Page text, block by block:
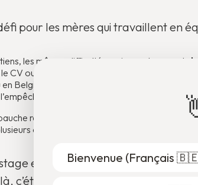
pour les mères qui travaillent en
les mêmes difficultés reviennent souvent :
CV ou la lettre de motivation, manque de
Belgique, bien que beaucoup aient un
un retour à l’emploi.
reste malheureusement une réalité,
défis se conjuguent et se renforcent
en esthétique. Partout où
c’était oui…
Bienvenue (Français